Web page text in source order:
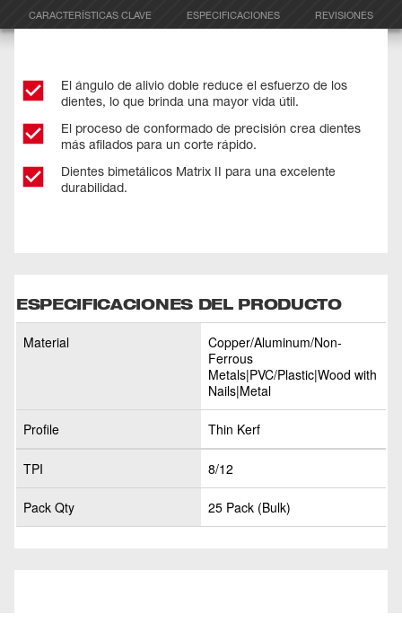
CARACTERÍSTICAS CLAVE ESPECIFICACIONES REVISIONES
El ángulo de alivio doble reduce el esfuerzo de los
dientes, lo que brinda una mayor vida útil.
El proceso de conformado de precisión crea dientes
más afilados para un corte rápido.
Dientes bimetálicos Matrix II para una excelente
durabilidad.
ESPECIFICACIONES DEL PRODUCTO
Material
Copper/Aluminum/Non-
Ferrous
Metals|PVC/Plastic|Wood with
Nails|Metal
Profile Thin Kerf
TPI 8/12
Pack Qty 25 Pack (Bulk)